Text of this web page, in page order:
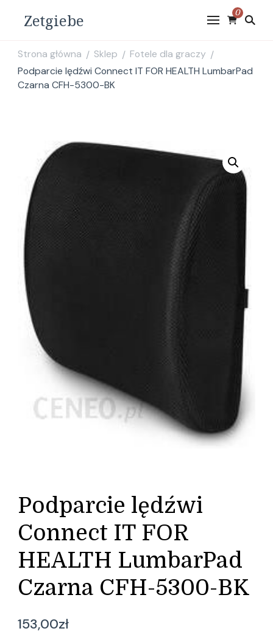
Zetgiebe 0
Strona główna / Sklep / Fotele dla graczy /
Podparcie lędźwi Connect IT FOR HEALTH LumbarPad
Czarna CFH-5300-BK
Podparcie lędźwi
Connect IT FOR
HEALTH LumbarPad
Czarna CFH-5300-BK
153,00zł